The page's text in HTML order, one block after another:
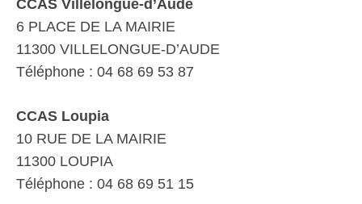
CCAS Villelongue-d’Aude
6 PLACE DE LA MAIRIE
11300 VILLELONGUE-D’AUDE
Téléphone : 04 68 69 53 87
CCAS Loupia
10 RUE DE LA MAIRIE
11300 LOUPIA
Téléphone : 04 68 69 51 15